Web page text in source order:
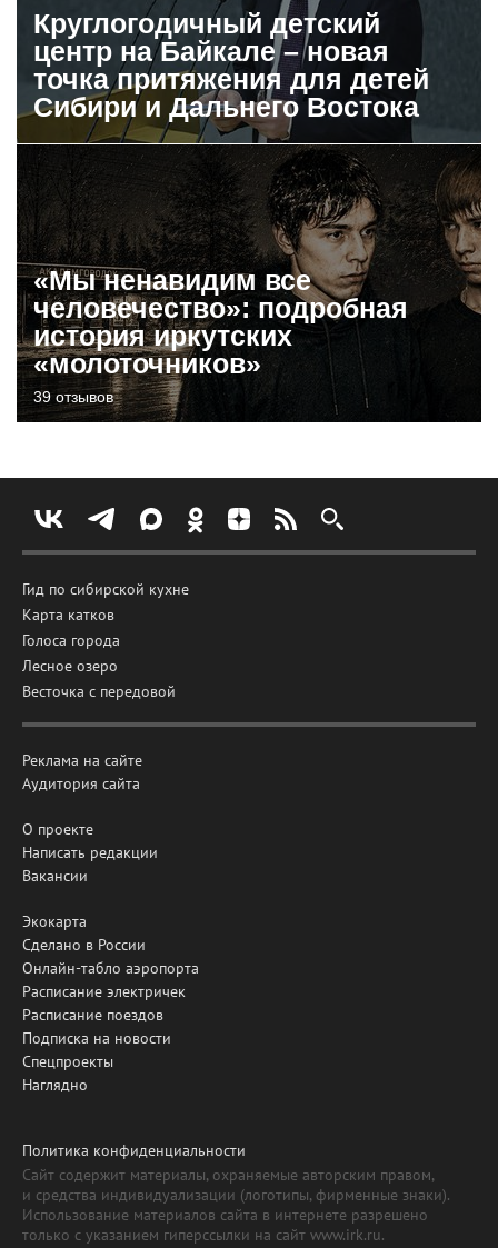
Круглогодичный детский
центр на Байкале – новая
точка притяжения для детей
Сибири и Дальнего Востока
«Мы ненавидим все
человечество»: подробная
история иркутских
«молоточников»
39 отзывов
Гид по сибирской кухне
Карта катков
Голоса города
Лесное озеро
Весточка с передовой
Реклама на сайте
Аудитория сайта
О проекте
Написать редакции
Вакансии
Экокарта
Сделано в России
Онлайн-табло аэропорта
Расписание электричек
Расписание поездов
Подписка на новости
Спецпроекты
Наглядно
Политика конфиденциальности
Сайт содержит материалы, охраняемые авторским правом,
и средства индивидуализации (логотипы, фирменные знаки).
Использование материалов сайта в интернете разрешено
только с указанием гиперссылки на сайт www.irk.ru.